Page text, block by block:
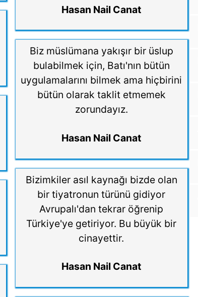
Hasan Nail Canat
Biz müslümana yakışır bir üslup
bulabilmek için, Batı'nın bütün
uygulamalarını bilmek ama hiçbirini
bütün olarak taklit etmemek
zorundayız.
Hasan Nail Canat
Bizimkiler asıl kaynağı bizde olan
bir tiyatronun türünü gidiyor
Avrupalı'dan tekrar öğrenip
Türkiye'ye getiriyor. Bu büyük bir
cinayettir.
Hasan Nail Canat